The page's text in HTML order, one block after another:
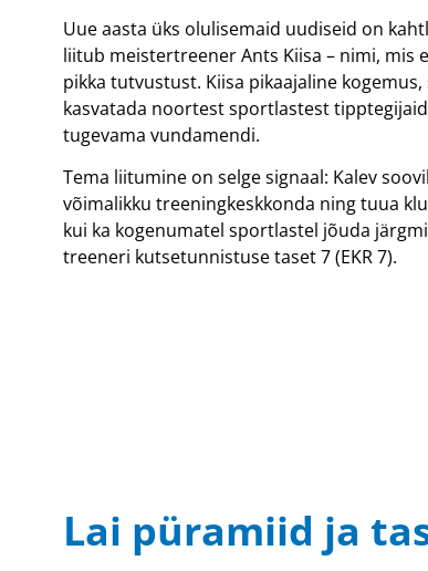
Uue aasta üks olulisemaid uudiseid on
liitub meistertreener Ants Kiisa – nimi, mis
pikka tutvustust. Kiisa pikaajaline
kasvatada noortest sportlastest
tugevama vundamendi.
Tema liitumine on selge signaal: Kalev
võimalikku treeningkeskkonda ning tuua
kui ka kogenumatel sportlastel jõuda
treeneri kutsetunnistuse taset 7 (EKR 7).
Lai püramiid ja